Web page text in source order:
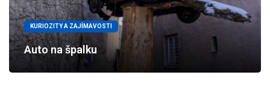
KURIOZITY A ZAJÍMAVOSTI
Auto na špalku